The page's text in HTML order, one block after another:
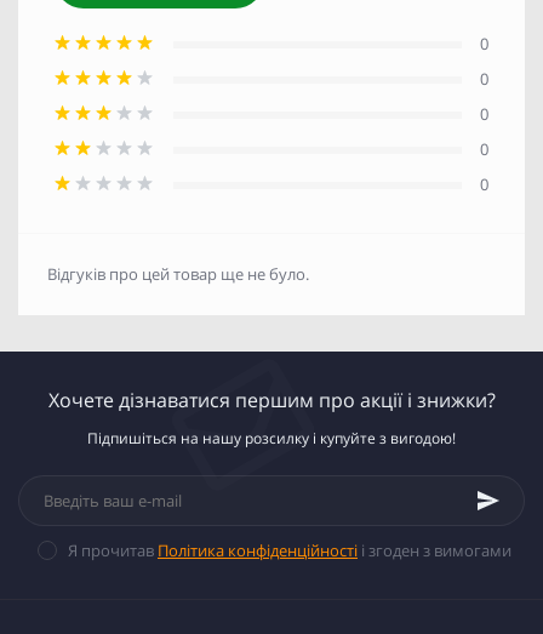
0
0
0
0
0
Відгуків про цей товар ще не було.
Хочете дізнаватися першим про акції і знижки?
Підпишіться на нашу розсилку і купуйте з вигодою!
Я прочитав Політика конфіденційності і згоден з вимогами